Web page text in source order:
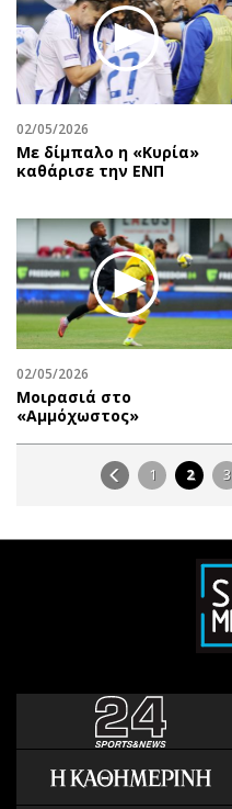
02/05/2026
Με δίμπαλο η «Κυρία»
καθάρισε την ΕΝΠ
02/05/2026
Μοιρασιά στο
«Αμμόχωστος»
1 2 3